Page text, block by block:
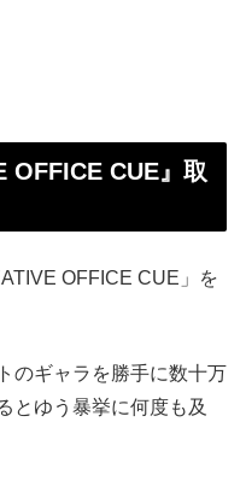
OFFICE CUE』取
OFFICE CUE」を
のギャラを勝手に数十万
とゆう暴挙に何度も及